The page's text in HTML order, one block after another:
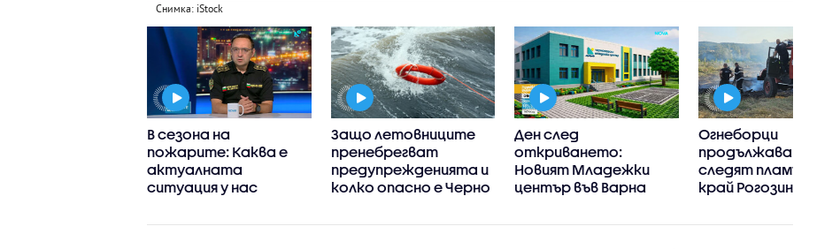
Снимка: iStock
В сезона на
пожарите: Каква е
актуалната
ситуация у нас
Защо летовниците
пренебрегват
предупрежденията и
колко опасно е Черно
август
Ден след
откриването:
Новият Младежки
център във Варна
заради липса на
Огнеборци
продължават да
следят пламъците
край Рогозиново